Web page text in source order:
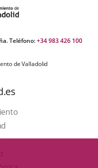
Teléfono:+34 983 426 100
de Valladolid